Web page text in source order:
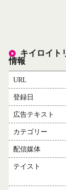
キイロイト
情報
URL
登録日
広告テキスト
カテゴリー
配信媒体
テイスト